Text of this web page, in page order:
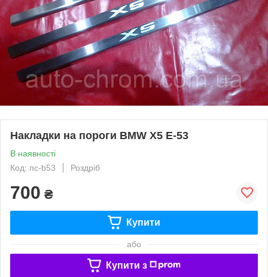
Накладки на пороги BMW X5 E-53
В наявності
Код: пc-b53
Роздріб
700 ₴
Купити
або
Купити з